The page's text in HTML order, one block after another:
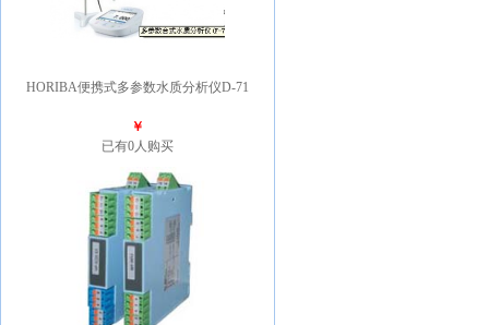
HORIBA便携式多参数水质分析仪D-71
￥
已有0人购买